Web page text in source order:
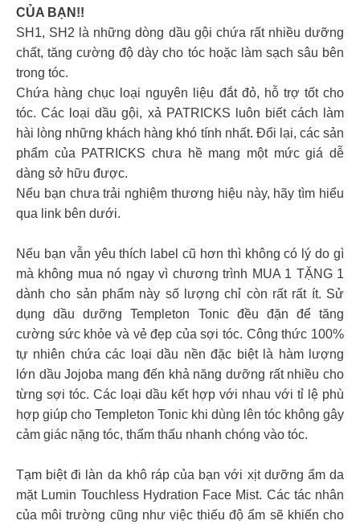
CỦA BẠN!!
SH1, SH2 là những dòng dầu gội chứa rất nhiều dưỡng
chất, tăng cường độ dày cho tóc hoặc làm sạch sâu bên
trong tóc.
Chứa hàng chục loại nguyên liệu đắt đỏ, hỗ trợ tốt cho
tóc. Các loại dầu gội, xả PATRICKS luôn biết cách làm
hài lòng những khách hàng khó tính nhất. Đổi lại, các sản
phẩm của PATRICKS chưa hề mang một mức giá dễ
dàng sở hữu được.
Nếu bạn chưa trải nghiệm thương hiệu này, hãy tìm hiểu
qua link bên dưới.
Nếu bạn vẫn yêu thích label cũ hơn thì không có lý do gì
mà không mua nó ngay vì chương trình MUA 1 TẶNG 1
dành cho sản phẩm này số lượng chỉ còn rất rất ít. Sử
dụng dầu dưỡng Templeton Tonic đều đặn để tăng
cường sức khỏe và vẻ đẹp của sợi tóc. Công thức 100%
tự nhiên chứa các loại dầu nền đặc biệt là hàm lượng
lớn dầu Jojoba mang đến khả năng dưỡng rất nhiều cho
từng sợi tóc. Các loại dầu kết hợp với nhau với tỉ lệ phù
hợp giúp cho Templeton Tonic khi dùng lên tóc không gây
cảm giác nặng tóc, thẩm thấu nhanh chóng vào tóc.
Tạm biệt đi làn da khô ráp của bạn với xịt dưỡng ẩm da
mặt Lumin Touchless Hydration Face Mist. Các tác nhân
của môi trường cũng như việc thiếu độ ẩm sẽ khiến cho